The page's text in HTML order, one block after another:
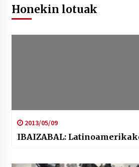
2026/07/03
Honekin lotuak
2013/05/09
IBAIZABAL: